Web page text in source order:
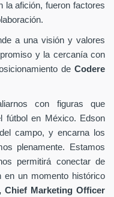
la afición, fueron factores
a una visión y valores
y la cercanía con
de Codere
con figuras que
fútbol en México. Edson
campo, y encarna los
plenamente. Estamos
permitirá conectar de
en un momento histórico
Chief Marketing Officer